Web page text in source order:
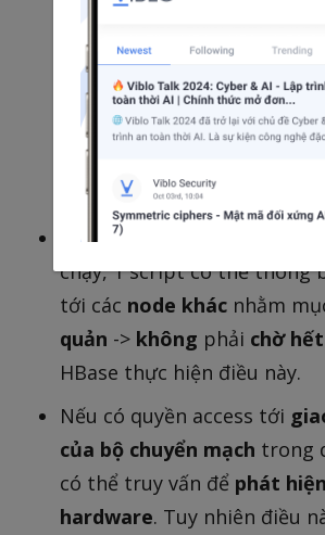
tại
OS hỗ trợ đónghoặctừ
connectionbằng cách gửi
RST. Tuy nhiên nếu node
thực hiện request, không
request của bạn đã được xử
Nếu 1node crash
nhưng
chạy, 1 script có thể thông
tới các node khác nhằm
quản -> không phải chờ
HBase thực hiện điều này.
Nếu có quyền access tới
của bộ chuyển mạch trong
có thể truy vấn để phát
hardware. Tuy nhiên điều